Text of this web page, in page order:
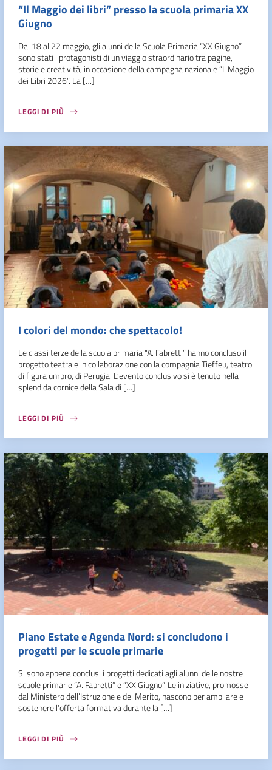
“Il Maggio dei libri” presso la scuola primaria XX
Giugno
Dal 18 al 22 maggio, gli alunni della Scuola Primaria “XX Giugno”
sono stati i protagonisti di un viaggio straordinario tra pagine,
storie e creatività, in occasione della campagna nazionale “Il Maggio
dei Libri 2026”. La […]
LEGGI DI PIÙ
I colori del mondo: che spettacolo!
Le classi terze della scuola primaria “A. Fabretti” hanno concluso il
progetto teatrale in collaborazione con la compagnia Tieffeu, teatro
di figura umbro, di Perugia. L’evento conclusivo si è tenuto nella
splendida cornice della Sala di […]
LEGGI DI PIÙ
Piano Estate e Agenda Nord: si concludono i
progetti per le scuole primarie
Si sono appena conclusi i progetti dedicati agli alunni delle nostre
scuole primarie ”A. Fabretti” e “XX Giugno”. Le iniziative, promosse
dal Ministero dell’Istruzione e del Merito, nascono per ampliare e
sostenere l’offerta formativa durante la […]
LEGGI DI PIÙ